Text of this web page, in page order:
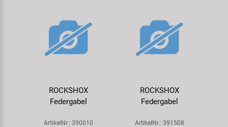
ROCKSHOX
Federgabel
ArtikelNr.: 390010
ROCKSHOX
Federgabel
ArtikelNr.: 391508